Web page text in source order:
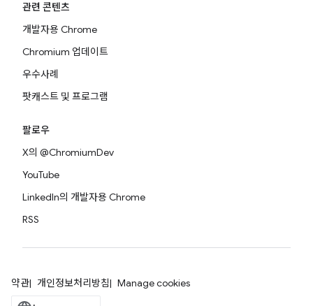
관련 콘텐츠
개발자용 Chrome
Chromium 업데이트
우수사례
팟캐스트 및 프로그램
팔로우
X의 @ChromiumDev
YouTube
LinkedIn의 개발자용 Chrome
RSS
약관 개인정보처리방침 Manage cookies